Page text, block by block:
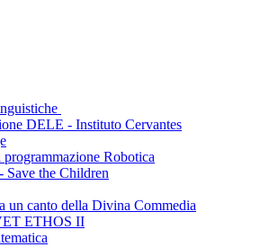
DELE - Instituto Cervantes
Robotica
the Children
un canto della Divina Commedia
ETHOS II